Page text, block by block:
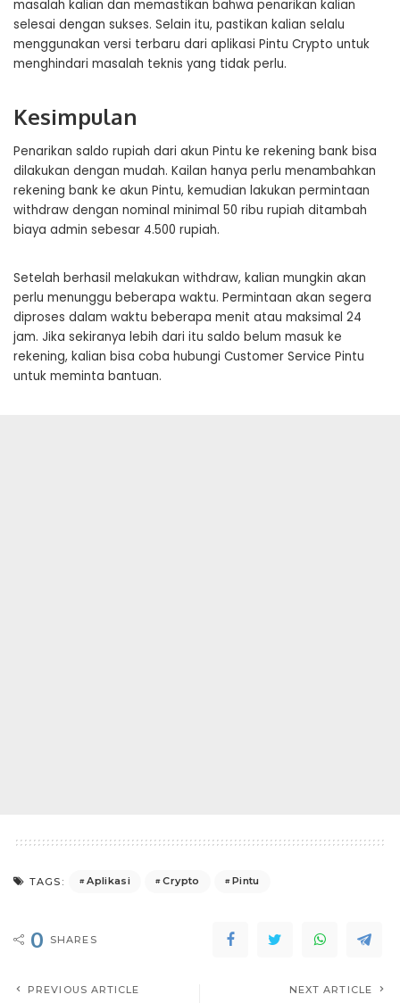
masalah kalian dan memastikan bahwa penarikan kalian
selesai dengan sukses. Selain itu, pastikan kalian selalu
menggunakan versi terbaru dari aplikasi Pintu Crypto untuk
menghindari masalah teknis yang tidak perlu.
Kesimpulan
Penarikan saldo rupiah dari akun Pintu ke rekening bank bisa
dilakukan dengan mudah. Kailan hanya perlu menambahkan
rekening bank ke akun Pintu, kemudian lakukan permintaan
withdraw dengan nominal minimal 50 ribu rupiah ditambah
biaya admin sebesar 4.500 rupiah.
Setelah berhasil melakukan withdraw, kalian mungkin akan
perlu menunggu beberapa waktu. Permintaan akan segera
diproses dalam waktu beberapa menit atau maksimal 24
jam. Jika sekiranya lebih dari itu saldo belum masuk ke
rekening, kalian bisa coba hubungi Customer Service Pintu
untuk meminta bantuan.
TAGS: Aplikasi Crypto Pintu
0 SHARES
PREVIOUS ARTICLE NEXT ARTICLE